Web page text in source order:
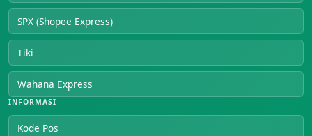
SPX (Shopee Express)
Tiki
Wahana Express
INFORMASI
Kode Pos